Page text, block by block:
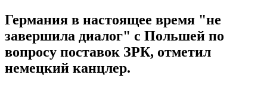
Германия в настоящее время "не
завершила диалог" с Польшей по
вопросу поставок ЗРК, отметил
немецкий канцлер.